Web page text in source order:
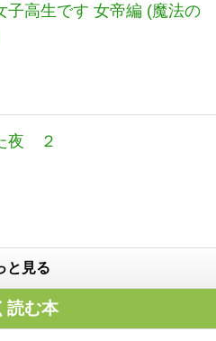
子高生です 女帝編 (魔法の
夜 ２
と見る
読む本